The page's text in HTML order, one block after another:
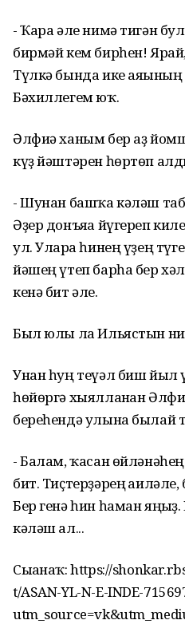
- Ҡара әле нимә тигән
бирмәй кем бирһен!
Түлкә бында ике
Бәхиллегем юҡ.
Әлфиә ханым бер аҙ
күҙ йәштәрен һөртөп
- Шунан башҡа кәләш
Әҙер донъяға йүгереп
ул. Уларға һинең үҙең
йәшең үтеп барһа бер
кенә бит әле.
Был юлы ла Ильястын
Унан һуң теүәл биш йыл
һөйөргә хыялланған
береһендә улына былай
- Балам, ҡасан
бит. Тиҫтерҙәрең
Бер генә һин һаман
кәләш ал...
Сығанаҡ: https://
t/ASAN-YL-N-E-INDE-